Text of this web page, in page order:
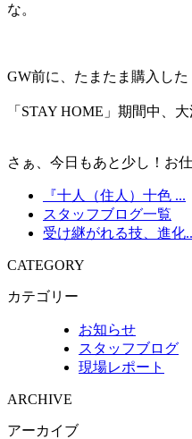
な。
GW前に、たまたま購入した
「STAY HOME」期間中、
さぁ、今日もあと少し！お
『十人（住人）十色 ...
スタッフブログ一覧
受け継がれる技、進化
CATEGORY
カテゴリー
お知らせ
スタッフブログ
現場レポート
ARCHIVE
アーカイブ